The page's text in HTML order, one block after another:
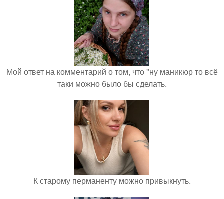
Мой ответ на комментарий о том, что "ну маникюр то всё
таки можно было бы сделать.
К старому перманенту можно привыкнуть.